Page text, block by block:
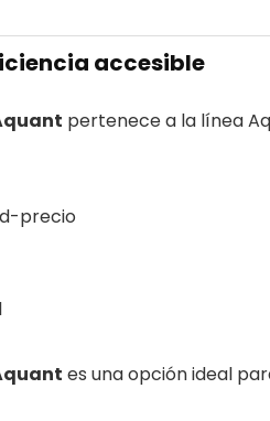
accesible
pertenece a la línea
precio
es una opción ideal